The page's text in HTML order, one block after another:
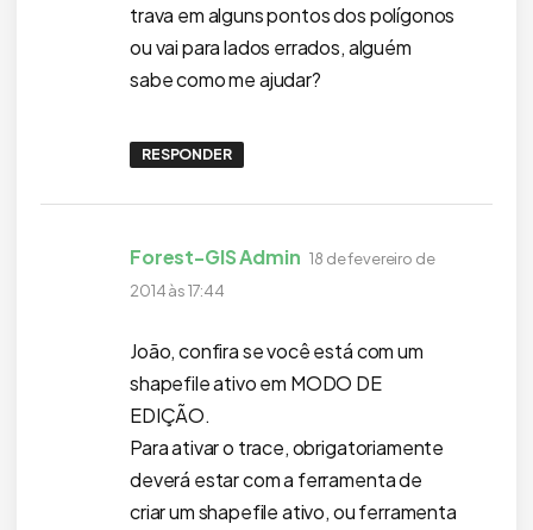
trava em alguns pontos dos polígonos
ou vai para lados errados, alguém
sabe como me ajudar?
RESPONDER
Forest-GIS Admin disse:
18 de fevereiro de
2014 às 17:44
João, confira se você está com um
shapefile ativo em MODO DE
EDIÇÃO.
Para ativar o trace, obrigatoriamente
deverá estar com a ferramenta de
criar um shapefile ativo, ou ferramenta